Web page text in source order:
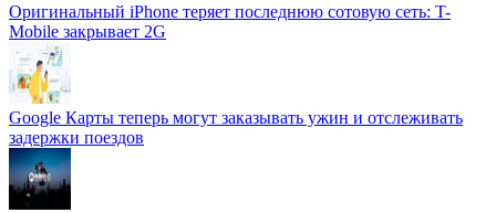
Оригинальный iPhone теряет последнюю сотовую сеть: T-
Mobile закрывает 2G
Google Карты теперь могут заказывать ужин и отслеживать
задержки поездов